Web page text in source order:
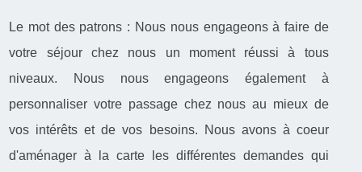
Le mot des patrons : Nous nous engageons à faire de
votre séjour chez nous un moment réussi à tous
niveaux. Nous nous engageons également à
personnaliser votre passage chez nous au mieux de
vos intérêts et de vos besoins. Nous avons à coeur
d'aménager à la carte les différentes demandes qui